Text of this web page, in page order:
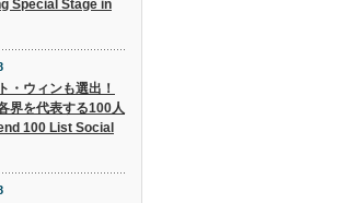
Special Stage in
・ウィンも選出！
界を代表する100人
100 List Social